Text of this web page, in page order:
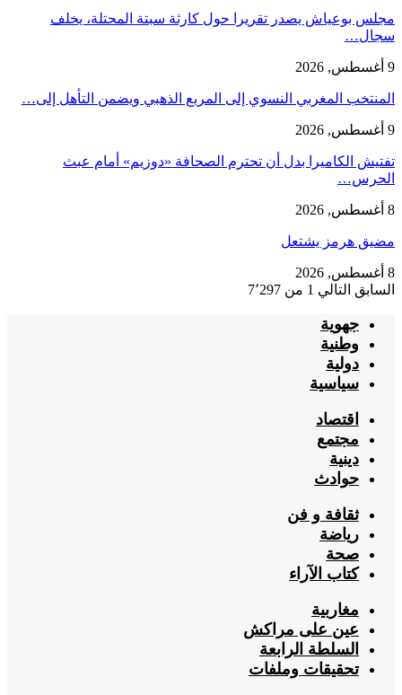
مجلس بوعياش يصدر تقريرا حول كارثة سبتة المحتلة، يخلف
سجال…
9 أغسطس, 2026
المنتخب المغربي النسوي إلى المربع الذهبي ويضمن التأهل إلى…
9 أغسطس, 2026
تفتيش الكاميرا بدل أن تحترم الصحافة «دوزيم» أمام عبث
الحرس…
8 أغسطس, 2026
مضيق هرمز يشتعل
8 أغسطس, 2026
السابق التالي 1 من 7٬297
جهوية
وطنية
دولية
سياسية
اقتصاد
مجتمع
دينية
حوادث
ثقافة و فن
رياضة
صحة
كتاب الآراء
مغاربية
عين على مراكش
السلطة الرابعة
تحقيقات وملفات